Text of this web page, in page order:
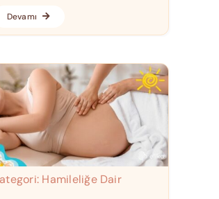
Devamı
Hamileliğe Dair